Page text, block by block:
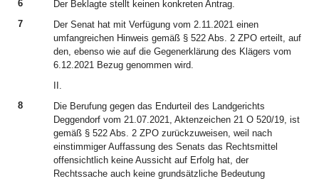
6
Der Beklagte stellt keinen konkreten Antrag.
7
Der Senat hat mit Verfügung vom 2.11.2021 einen
umfangreichen Hinweis gemäß § 522 Abs. 2 ZPO erteilt, auf
den, ebenso wie auf die Gegenerklärung des Klägers vom
6.12.2021 Bezug genommen wird.
II.
8
Die Berufung gegen das Endurteil des Landgerichts
Deggendorf vom 21.07.2021, Aktenzeichen 21 O 520/19, ist
gemäß § 522 Abs. 2 ZPO zurückzuweisen, weil nach
einstimmiger Auffassung des Senats das Rechtsmittel
offensichtlich keine Aussicht auf Erfolg hat, der
Rechtssache auch keine grundsätzliche Bedeutung